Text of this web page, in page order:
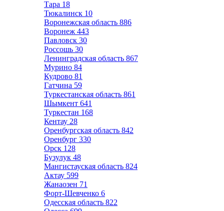
Тара 18
Тюкалинск 10
Воронежская область 886
Воронеж 443
Павловск 30
Россошь 30
Ленинградская область 867
Мурино 84
Кудрово 81
Гатчина 59
Туркестанская область 861
Шымкент 641
Туркестан 168
Кентау 28
Оренбургская область 842
Оренбург 330
Орск 128
Бузулук 48
Мангистауская область 824
Актау 599
Жанаозен 71
Форт-Шевченко 6
Одесская область 822